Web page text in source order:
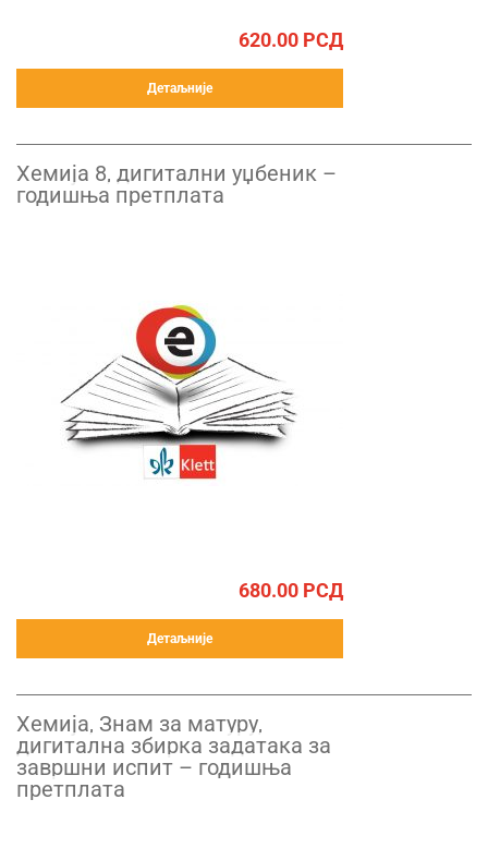
620.00 РСД
Детаљније
Хемија 8, дигитални уџбеник –
годишња претплата
680.00 РСД
Детаљније
Хемија, Знам за матуру,
дигитална збирка задатака за
завршни испит – годишња
претплата